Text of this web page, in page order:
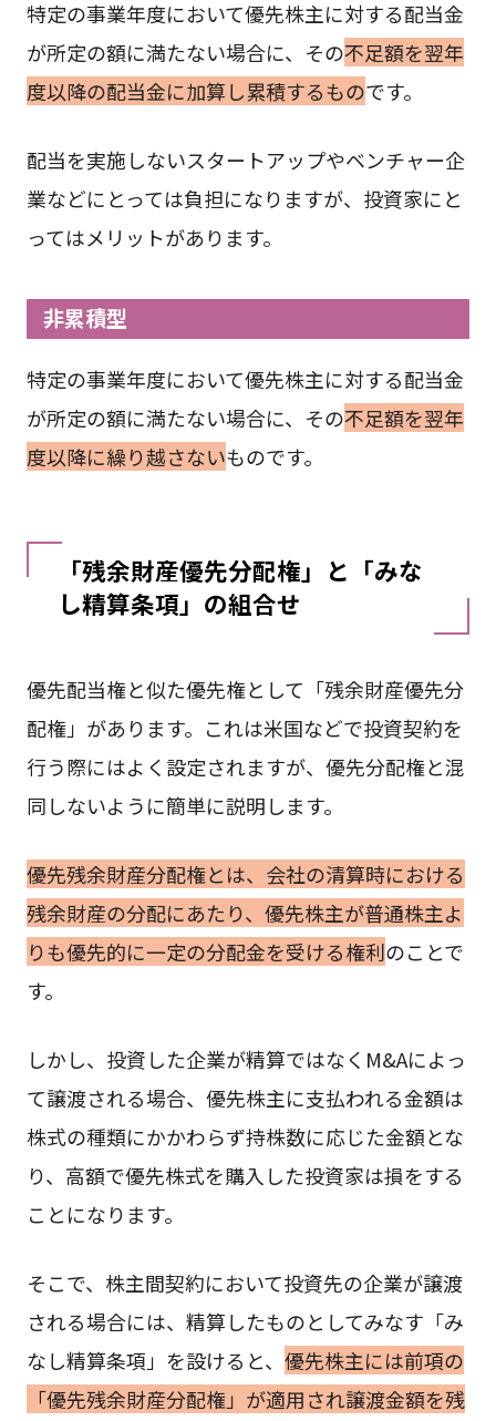
特定の事業年度において優先株主に対する配当金
が所定の額に満たない場合に、その不足額を翌年
度以降の配当金に加算し累積するものです。
配当を実施しないスタートアップやベンチャー企
業などにとっては負担になりますが、投資家にと
ってはメリットがあります。
非累積型
特定の事業年度において優先株主に対する配当金
が所定の額に満たない場合に、その不足額を翌年
度以降に繰り越さないものです。
「残余財産優先分配権」と「みな
し精算条項」の組合せ
優先配当権と似た優先権として「残余財産優先分
配権」があります。これは米国などで投資契約を
行う際にはよく設定されますが、優先分配権と混
同しないように簡単に説明します。
優先残余財産分配権とは、会社の清算時における
残余財産の分配にあたり、優先株主が普通株主よ
りも優先的に一定の分配金を受ける権利のことで
す。
しかし、投資した企業が精算ではなくM&Aによっ
て譲渡される場合、優先株主に支払われる金額は
株式の種類にかかわらず持株数に応じた金額とな
り、高額で優先株式を購入した投資家は損をする
ことになります。
そこで、株主間契約において投資先の企業が譲渡
される場合には、精算したものとしてみなす「み
なし精算条項」を設けると、 優先株主には前項の
「優先残余財産分配権」が適用され譲渡金額を残